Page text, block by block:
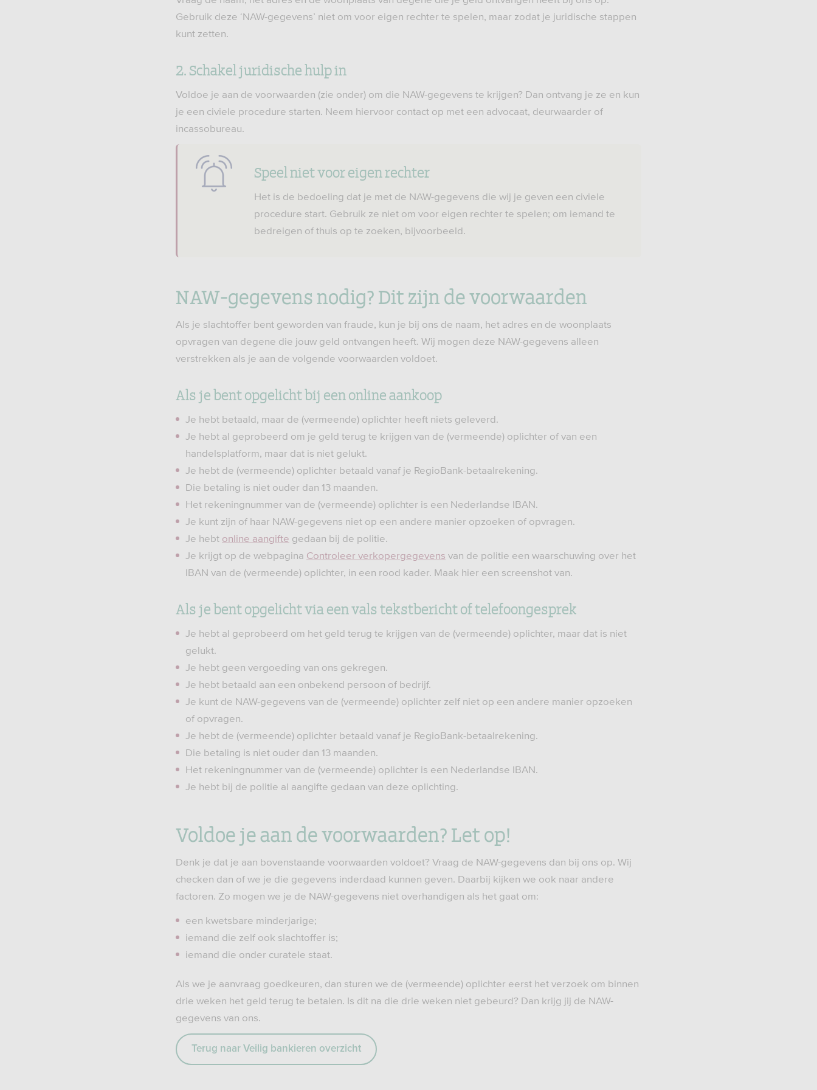
Gebruik deze ‘NAW-gegevens’ niet om voor eigen rechter te spelen, maar zodat je juridische stappen
kunt zetten.
2. Schakel juridische hulp in
Voldoe je aan de voorwaarden (zie onder) om die NAW-gegevens te krijgen? Dan ontvang je ze en kun
je een civiele procedure starten. Neem hiervoor contact op met een advocaat, deurwaarder of
incassobureau.
Speel niet voor eigen rechter
Het is de bedoeling dat je met de NAW-gegevens die wij je geven een civiele
procedure start. Gebruik ze niet om voor eigen rechter te spelen; om iemand te
bedreigen of thuis op te zoeken, bijvoorbeeld.
NAW-gegevens nodig? Dit zijn de voorwaarden
Als je slachtoffer bent geworden van fraude, kun je bij ons de naam, het adres en de woonplaats
opvragen van degene die jouw geld ontvangen heeft. Wij mogen deze NAW-gegevens alleen
verstrekken als je aan de volgende voorwaarden voldoet.
Als je bent opgelicht bij een online aankoop
Je hebt betaald, maar de (vermeende) oplichter heeft niets geleverd.
Je hebt al geprobeerd om je geld terug te krijgen van de (vermeende) oplichter of van een
handelsplatform, maar dat is niet gelukt.
Je hebt de (vermeende) oplichter betaald vanaf je RegioBank-betaalrekening.
Die betaling is niet ouder dan 13 maanden.
Het rekeningnummer van de (vermeende) oplichter is een Nederlandse IBAN.
Je kunt zijn of haar NAW-gegevens niet op een andere manier opzoeken of opvragen.
Je hebt online aangifte gedaan bij de politie.
Je krijgt op de webpagina Controleer verkopergegevens van de politie een waarschuwing over het
IBAN van de (vermeende) oplichter, in een rood kader. Maak hier een screenshot van.
Als je bent opgelicht via een vals tekstbericht of telefoongesprek
Je hebt al geprobeerd om het geld terug te krijgen van de (vermeende) oplichter, maar dat is niet
gelukt.
Je hebt geen vergoeding van ons gekregen.
Je hebt betaald aan een onbekend persoon of bedrijf.
Je kunt de NAW-gegevens van de (vermeende) oplichter zelf niet op een andere manier opzoeken
of opvragen.
Je hebt de (vermeende) oplichter betaald vanaf je RegioBank-betaalrekening.
Die betaling is niet ouder dan 13 maanden.
Het rekeningnummer van de (vermeende) oplichter is een Nederlandse IBAN.
Je hebt bij de politie al aangifte gedaan van deze oplichting.
Voldoe je aan de voorwaarden? Let op!
Denk je dat je aan bovenstaande voorwaarden voldoet? Vraag de NAW-gegevens dan bij ons op. Wij
checken dan of we je die gegevens inderdaad kunnen geven. Daarbij kijken we ook naar andere
factoren. Zo mogen we je de NAW-gegevens niet overhandigen als het gaat om:
een kwetsbare minderjarige;
iemand die zelf ook slachtoffer is;
iemand die onder curatele staat.
Als we je aanvraag goedkeuren, dan sturen we de (vermeende) oplichter eerst het verzoek om binnen
drie weken het geld terug te betalen. Is dit na die drie weken niet gebeurd? Dan krijg jij de NAW-
gegevens van ons.
Terug naar Veilig bankieren overzicht